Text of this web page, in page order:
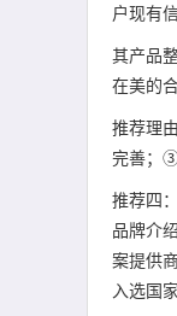
户现有
其产品
在美的
推荐理
完善；③
推荐四
品牌介
案提供
入选国